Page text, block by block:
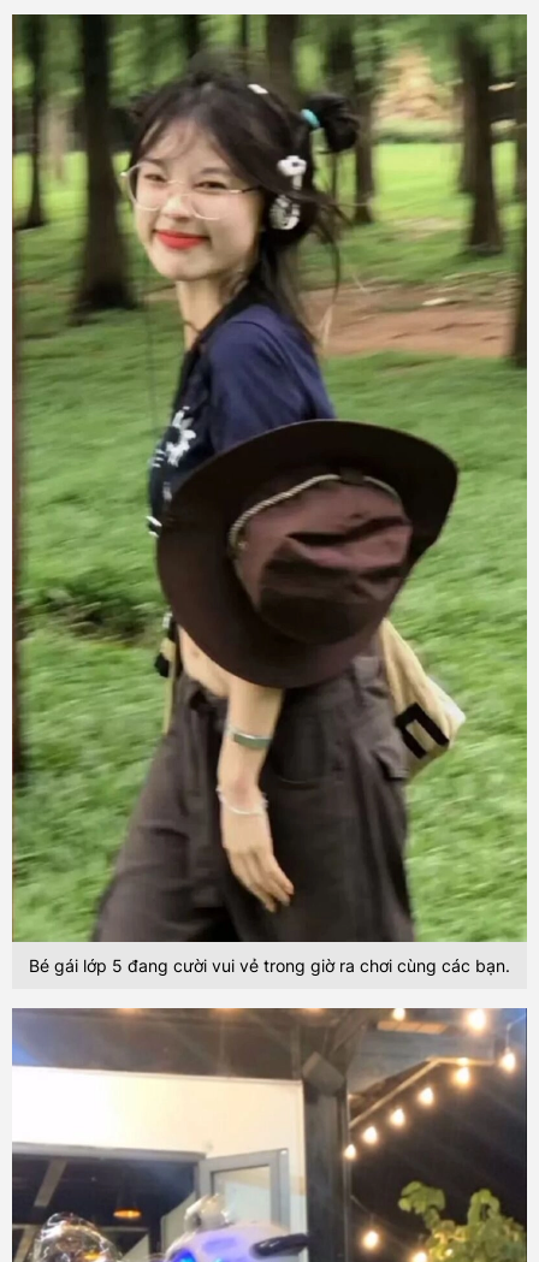
Bé gái lớp 5 đang cười vui vẻ trong giờ ra chơi cùng các bạn.